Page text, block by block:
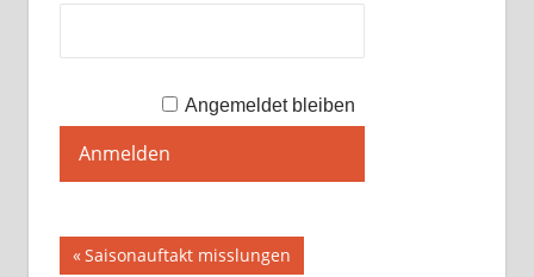
Angemeldet bleiben
Beitragsnavigation
Vorheriger
Saisonauftakt misslungen